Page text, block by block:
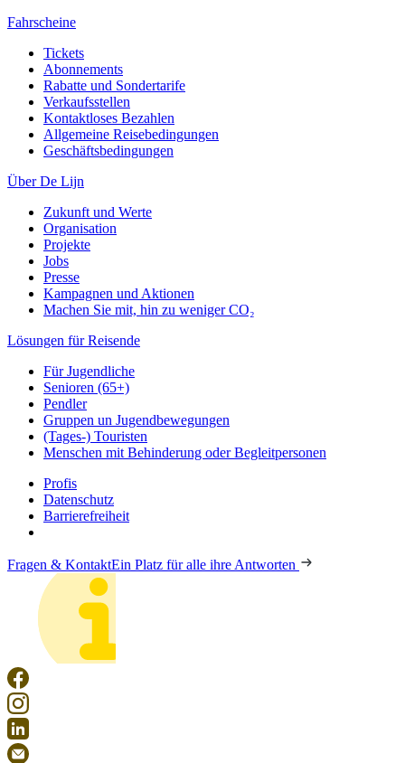
Fahrscheine
Tickets
Abonnements
Rabatte und Sondertarife
Verkaufsstellen
Kontaktloses Bezahlen
Allgemeine Reisebedingungen
Geschäftsbedingungen
Über De Lijn
Zukunft und Werte
Organisation
Projekte
Jobs
Presse
Kampagnen und Aktionen
Machen Sie mit, hin zu weniger CO₂
Lösungen für Reisende
Für Jugendliche
Senioren (65+)
Pendler
Gruppen un Jugendbewegungen
(Tages-) Touristen
Menschen mit Behinderung oder Begleitpersonen
Profis
Datenschutz
Barrierefreiheit
Fragen & KontaktEin Platz für alle ihre Antworten